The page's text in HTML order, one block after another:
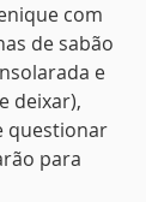
com
de sabão
e
deixar),
questionar
para